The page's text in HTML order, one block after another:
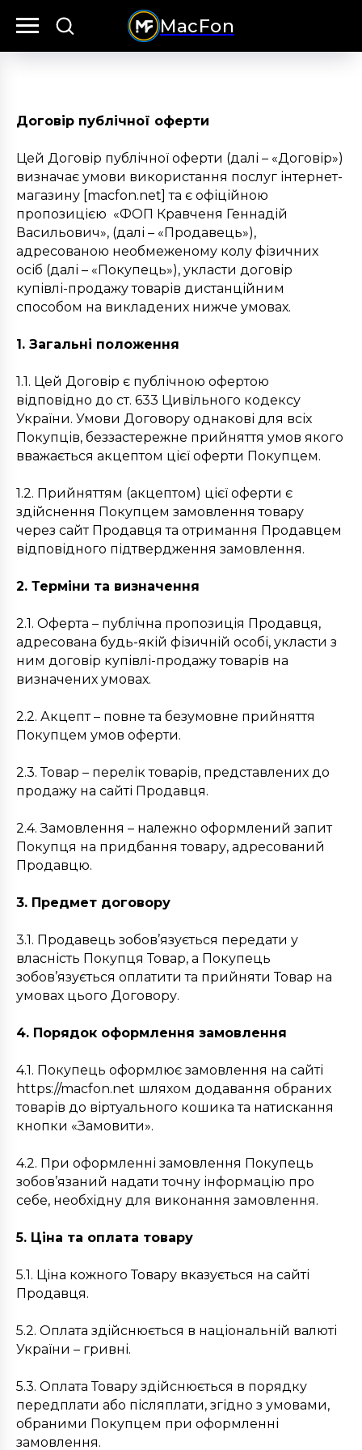
MacFon
Договір публічної оферти
Цей Договір публічної оферти (далі – «Договір»)
визначає умови використання послуг інтернет-
магазину [macfon.net] та є офіційною
пропозицією «ФОП Кравченя Геннадій
Васильович», (далі – «Продавець»),
адресованою необмеженому колу фізичних
осіб (далі – «Покупець»), укласти договір
купівлі-продажу товарів дистанційним
способом на викладених нижче умовах.
1. Загальні положення
1.1. Цей Договір є публічною офертою
відповідно до ст. 633 Цивільного кодексу
України. Умови Договору однакові для всіх
Покупців, беззастережне прийняття умов якого
вважається акцептом цієї оферти Покупцем.
1.2. Прийняттям (акцептом) цієї оферти є
здійснення Покупцем замовлення товару
через сайт Продавця та отримання Продавцем
відповідного підтвердження замовлення.
2. Терміни та визначення
2.1. Оферта – публічна пропозиція Продавця,
адресована будь-якій фізичній особі, укласти з
ним договір купівлі-продажу товарів на
визначених умовах.
2.2. Акцепт – повне та безумовне прийняття
Покупцем умов оферти.
2.3. Товар – перелік товарів, представлених до
продажу на сайті Продавця.
2.4. Замовлення – належно оформлений запит
Покупця на придбання товару, адресований
Продавцю.
3. Предмет договору
3.1. Продавець зобов’язується передати у
власність Покупця Товар, а Покупець
зобов’язується оплатити та прийняти Товар на
умовах цього Договору.
4. Порядок оформлення замовлення
4.1. Покупець оформлює замовлення на сайті
https://macfon.net шляхом додавання обраних
товарів до віртуального кошика та натискання
кнопки «Замовити».
4.2. При оформленні замовлення Покупець
зобов’язаний надати точну інформацію про
себе, необхідну для виконання замовлення.
5. Ціна та оплата товару
5.1. Ціна кожного Товару вказується на сайті
Продавця.
5.2. Оплата здійснюється в національній валюті
України – гривні.
5.3. Оплата Товару здійснюється в порядку
передплати або післяплати, згідно з умовами,
обраними Покупцем при оформленні
замовлення.